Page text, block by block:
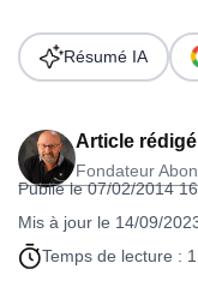
Article
Fondateur
Publié le 07/02/2014
Mis à jour le 14/09/
Temps de lecture :
Résumé IA